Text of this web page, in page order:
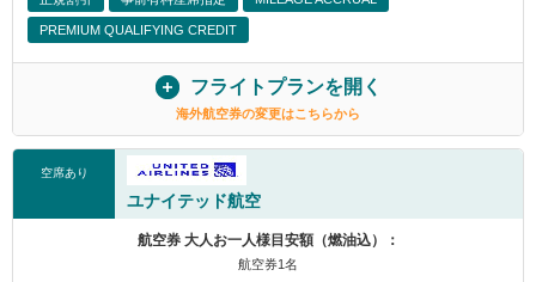
PREMIUM QUALIFYING CREDIT
フライトプランを開く
海外航空券の変更はこちらから
空席あり
ユナイテッド航空
航空券 大人お一人様目安額（燃油込）：
航空券1名